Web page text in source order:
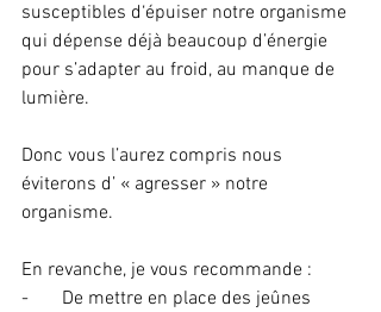
susceptibles d‘épuiser notre organisme
qui dépense déjà beaucoup d’énergie
pour s’adapter au froid, au manque de
lumière.
Donc vous l’aurez compris nous
éviterons d’ « agresser » notre
organisme.
En revanche, je vous recommande :
- De mettre en place des jeûnes